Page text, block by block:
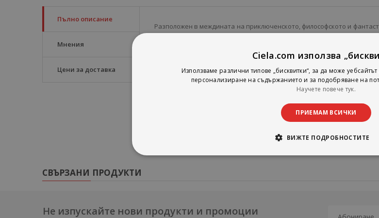
Пълно описание
Мнения
Цени за доставка
Разположен в междината на приключенското, философското и
Героите прекосяват съноподобна реалност, която ще ги отведе до
и космогонична като мащаб развръзка.
СВЪРЗАНИ ПРОДУКТИ
Не изпускайте нови продукти и промоции
Ciela.com използва
Използваме различни типове „бисквитки“, за да може
персонализиране на съдържанието и за подобряване на
Научете повече тук.
ПРИЕМАМ ВСИЧКИ
ВИЖТЕ ПОДРОБНОСТИТЕ